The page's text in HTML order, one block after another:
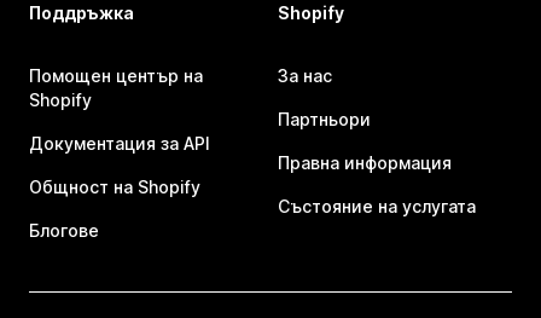
Поддръжка
Помощен център на
Shopify
Документация за API
Общност на Shopify
Блогове
Shopify
За нас
Партньори
Правна информация
Състояние на услугата